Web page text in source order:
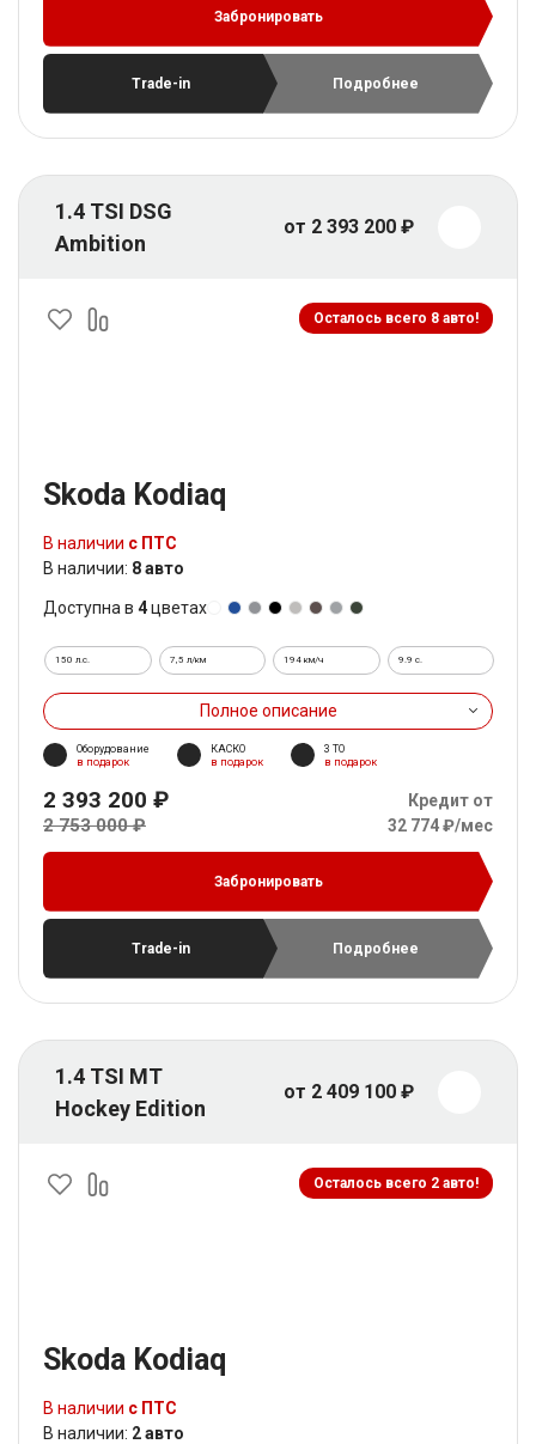
Забронировать
Trade-in Подробнее
1.4 TSI DSG
Ambition
от 2 393 200 ₽
Осталось всего 8 авто!
Skoda Kodiaq
В наличии с ПТС
В наличии: 8 авто
Доступна в 4цветах
150 л.с. 7,5 л/км 194 км/ч 9.9 c.
Полное описание
Оборудование
в подарок
КАСКО
в подарок
3 ТО
в подарок
2 393 200 ₽
2 753 000 ₽
Кредит от
32 774 ₽/мес
Забронировать
Trade-in Подробнее
1.4 TSI MT
Hockey Edition
от 2 409 100 ₽
Осталось всего 2 авто!
Skoda Kodiaq
В наличии с ПТС
В наличии: 2 авто